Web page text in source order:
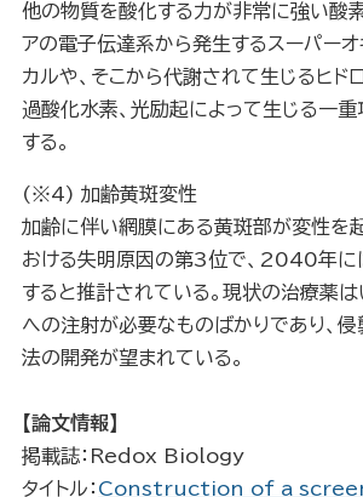
他の物質を酸化する力が非常に強い酸素
アの電子伝達系から発生するスーパーオ
カルや、そこから代謝されて生じるヒド
過酸化水素、光励起によって生じる一
する。
(※4) 加齢黄斑変性
加齢に伴い網膜にある黄斑部が変性を
おける失明原因の第3位で、2040年に
すると推計されている。現状の治療薬
への注射が必要なものばかりであり、
法の開発が望まれている。
【論文情報】
掲載誌：Redox Biology
タイトル： Construction of a